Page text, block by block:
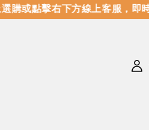
或點擊右下方線上客服，即